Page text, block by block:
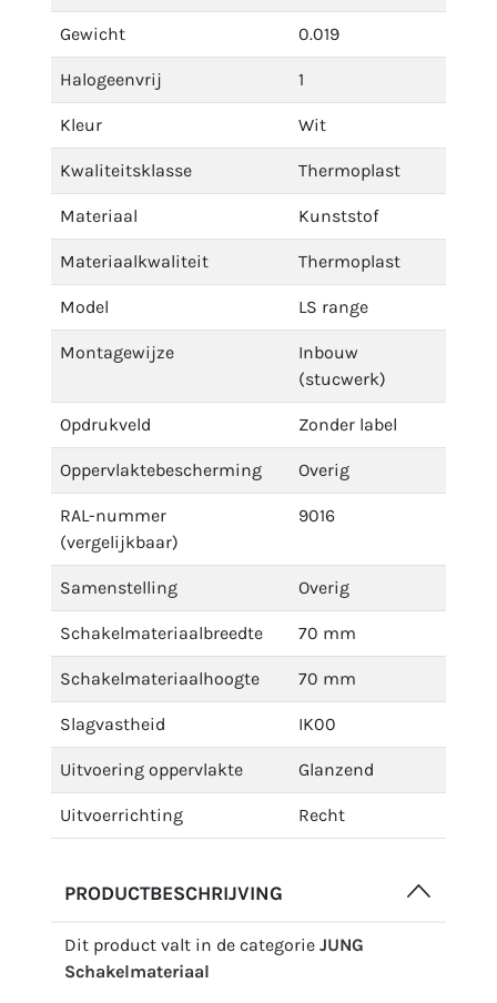
Gewicht 0.019
Halogeenvrij 1
Kleur Wit
Kwaliteitsklasse Thermoplast
Materiaal Kunststof
Materiaalkwaliteit Thermoplast
Model LS range
Montagewijze
Inbouw
(stucwerk)
Opdrukveld Zonder label
Oppervlaktebescherming Overig
RAL-nummer
(vergelijkbaar)
9016
Samenstelling Overig
Schakelmateriaalbreedte 70 mm
Schakelmateriaalhoogte 70 mm
Slagvastheid IK00
Uitvoering oppervlakte Glanzend
Uitvoerrichting Recht
PRODUCTBESCHRIJVING
Dit product valt in de categorie JUNG
Schakelmateriaal